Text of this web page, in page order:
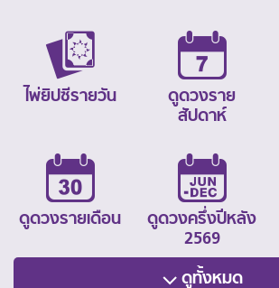
ไพ่ยิปซีรายวัน
ดูดวงราย
สัปดาห์
ดูดวงรายเดือน
ดูดวงครึ่งปีหลัง
2569
ดูทั้งหมด